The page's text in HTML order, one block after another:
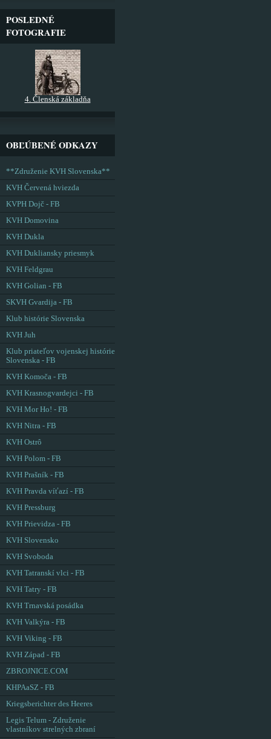
POSLEDNÉ
FOTOGRAFIE
4. Členská základňa
OBĽÚBENÉ ODKAZY
**Združenie KVH Slovenska**
KVH Červená hviezda
KVPH Dojč - FB
KVH Domovina
KVH Dukla
KVH Dukliansky priesmyk
KVH Feldgrau
KVH Golian - FB
SKVH Gvardija - FB
Klub histórie Slovenska
KVH Juh
Klub priateľov vojenskej histórie
Slovenska - FB
KVH Komoča - FB
KVH Krasnogvardejci - FB
KVH Mor Ho! - FB
KVH Nitra - FB
KVH Ostrô
KVH Polom - FB
KVH Prašník - FB
KVH Pravda víťazí - FB
KVH Pressburg
KVH Prievidza - FB
KVH Slovensko
KVH Svoboda
KVH Tatranskí vlci - FB
KVH Tatry - FB
KVH Trnavská posádka
KVH Valkýra - FB
KVH Viking - FB
KVH Západ - FB
ZBROJNICE.COM
KHPAaSZ - FB
Kriegsberichter des Heeres
Legis Telum - Združenie
vlastníkov strelných zbraní